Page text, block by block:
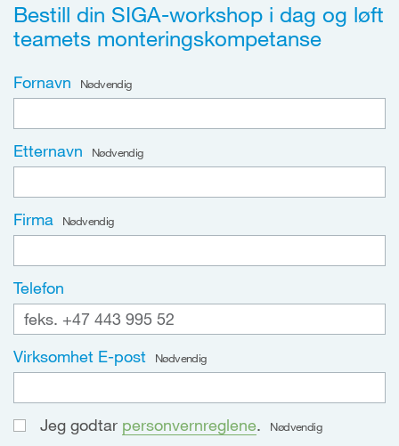
Bestill din SIGA-workshop i dag og løft
teamets monteringskompetanse
Fornavn Nødvendig
Etternavn Nødvendig
Firma Nødvendig
Telefon
Virksomhet E-post Nødvendig
Jeg godtar personvernreglene. Nødvendig